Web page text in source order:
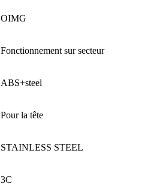
OIMG
Fonctionnement sur secteur
ABS+steel
Pour la tête
STAINLESS STEEL
3C